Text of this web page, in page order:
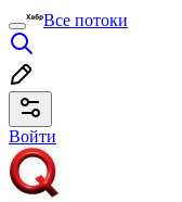
Все потоки
Войти